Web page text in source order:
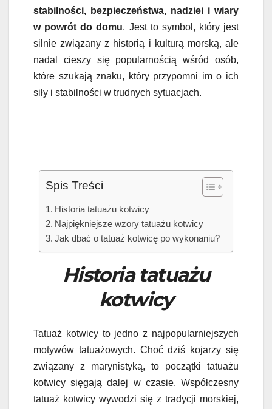
stabilności, bezpieczeństwa, nadziei i wiary
w powrót do domu. Jest to symbol, który jest
silnie związany z historią i kulturą morską, ale
nadal cieszy się popularnością wśród osób,
które szukają znaku, który przypomni im o ich
siły i stabilności w trudnych sytuacjach.
Spis Treści
Historia tatuażu kotwicy
Najpiękniejsze wzory tatuażu kotwicy
Jak dbać o tatuaż kotwicę po wykonaniu?
Historia tatuażu
kotwicy
Tatuaż kotwicy to jedno z najpopularniejszych
motywów tatuażowych. Choć dziś kojarzy się
związany z marynistyką, to początki tatuażu
kotwicy sięgają dalej w czasie. Współczesny
tatuaż kotwicy wywodzi się z tradycji morskiej,